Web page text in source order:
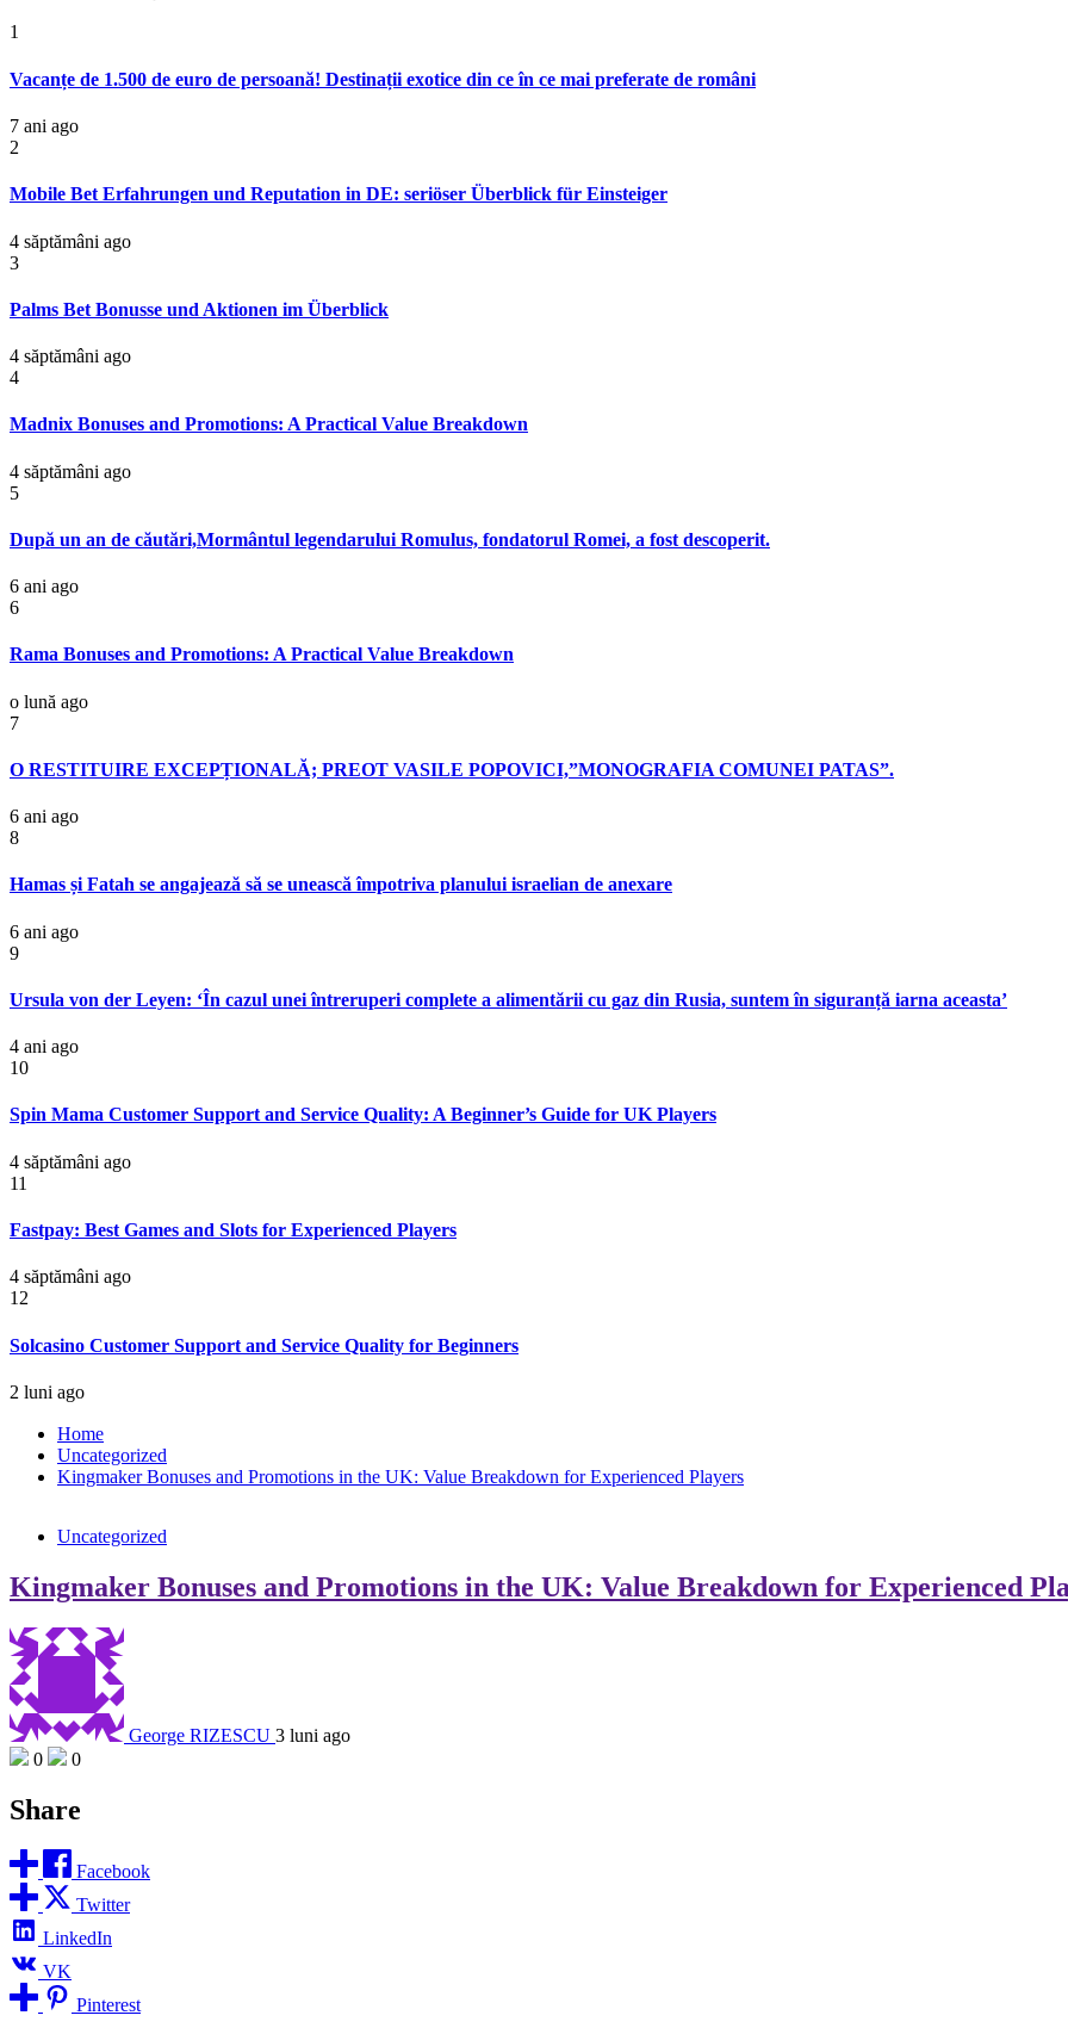
1
Vacanțe de 1.500 de euro de persoană! Destinații exotice din ce în ce mai preferate de români
7 ani ago
2
Mobile Bet Erfahrungen und Reputation in DE: seriöser Überblick für Einsteiger
4 săptămâni ago
3
Palms Bet Bonusse und Aktionen im Überblick
4 săptămâni ago
4
Madnix Bonuses and Promotions: A Practical Value Breakdown
4 săptămâni ago
5
După un an de căutări,Mormântul legendarului Romulus, fondatorul Romei, a fost descoperit.
6 ani ago
6
Rama Bonuses and Promotions: A Practical Value Breakdown
o lună ago
7
O RESTITUIRE EXCEPȚIONALĂ; PREOT VASILE POPOVICI,”MONOGRAFIA COMUNEI PATAS”.
6 ani ago
8
Hamas și Fatah se angajează să se unească împotriva planului israelian de anexare
6 ani ago
9
Ursula von der Leyen: ‘În cazul unei întreruperi complete a alimentării cu gaz din Rusia, suntem în siguranță iarna aceasta’
4 ani ago
10
Spin Mama Customer Support and Service Quality: A Beginner’s Guide for UK Players
4 săptămâni ago
11
Fastpay: Best Games and Slots for Experienced Players
4 săptămâni ago
12
Solcasino Customer Support and Service Quality for Beginners
2 luni ago
Home
Uncategorized
Kingmaker Bonuses and Promotions in the UK: Value Breakdown for Experienced Players
Uncategorized
Kingmaker Bonuses and Promotions in the UK: Value Breakdown for Experienced
George RIZESCU 3 luni ago
0
0
Share
Facebook
Twitter
LinkedIn
VK
Pinterest